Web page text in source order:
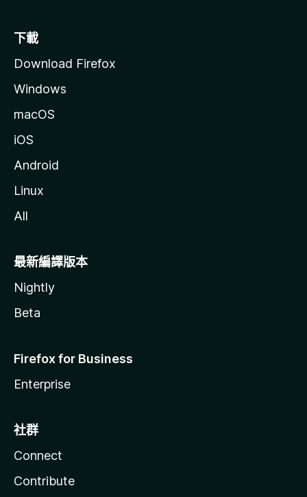
下載
Download Firefox
Windows
macOS
iOS
Android
Linux
All
最新編譯版本
Nightly
Beta
Firefox for Business
Enterprise
社群
Connect
Contribute